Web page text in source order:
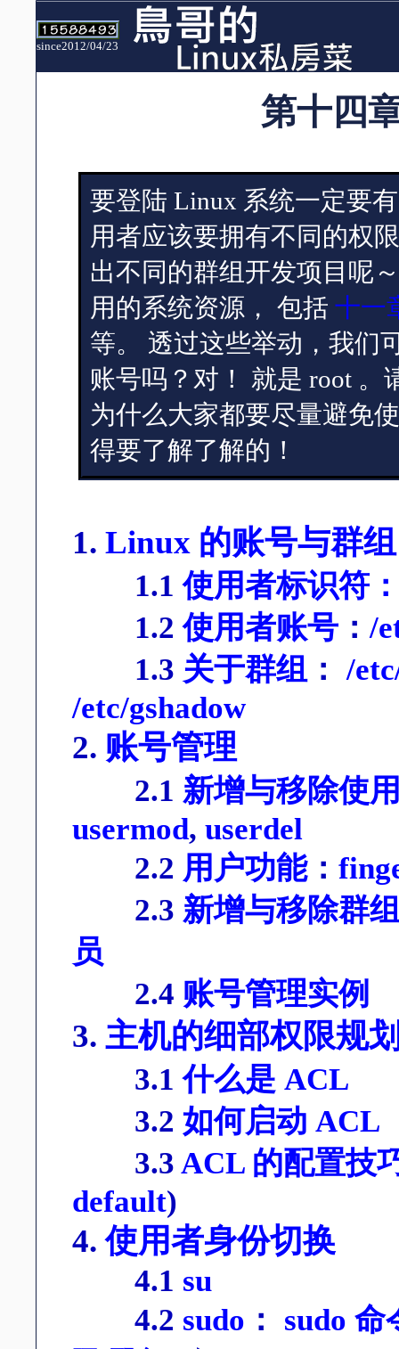
since2012/04/23
第十四
要登陆 Linux 系统一定要
用者应该要拥有不同的权
出不同的群组开发项目呢
用的系统资源， 包括 十一
等。 透过这些举动，我们
账号吗？对！ 就是 root
为什么大家都要尽量避免
得要了解了解的！
1. Linux 的账号与群组
1.1使用者标识符
1.2使用者账号 ：/
1.3 关于群组：/
/etc/gshadow
2. 账号管理
2.1 新增与移除使
usermod, userdel
2.2 用户功能：
2.3 新增与移除群
员
2.4 账号管理实例
3. 主机的细部权限规
3.1什么是 ACL
3.2 如何启动 ACL
3.3 ACL 的配置技
default)
4.使用者身份切换
4.1 su
4.2 sudo ： sudo 命